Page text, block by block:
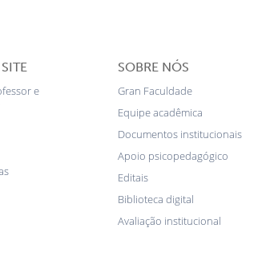
e
SOBRE NÓS
Gran Faculdade
Equipe acadêmica
Documentos institucionais
Apoio psicopedagógico
Editais
Biblioteca digital
Avaliação institucional